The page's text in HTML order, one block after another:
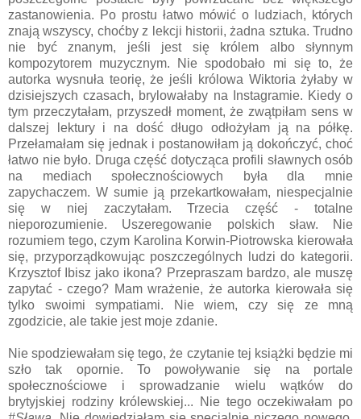
zastanowienia. Po prostu łatwo mówić o ludziach, których
znają wszyscy, choćby z lekcji historii, żadna sztuka. Trudno
nie być znanym, jeśli jest się królem albo słynnym
kompozytorem muzycznym. Nie spodobało mi się to, że
autorka wysnuła teorię, że jeśli królowa Wiktoria żyłaby w
dzisiejszych czasach, brylowałaby na Instagramie. Kiedy o
tym przeczytałam, przyszedł moment, że zwątpiłam sens w
dalszej lektury i na dość długo odłożyłam ją na półkę.
Przełamałam się jednak i postanowiłam ją dokończyć, choć
łatwo nie było. Druga część dotycząca profili sławnych osób
na mediach społecznościowych była dla mnie
zapychaczem. W sumie ją przekartkowałam, niespecjalnie
się w niej zaczytałam. Trzecia część - totalne
nieporozumienie. Uszeregowanie polskich sław. Nie
rozumiem tego, czym Karolina Korwin-Piotrowska kierowała
się, przyporządkowując poszczególnych ludzi do kategorii.
Krzysztof Ibisz jako ikona? Przepraszam bardzo, ale muszę
zapytać - czego? Mam wrażenie, że autorka kierowała się
tylko swoimi sympatiami. Nie wiem, czy się ze mną
zgodzicie, ale takie jest moje zdanie.
Nie spodziewałam się tego, że czytanie tej książki będzie mi
szło tak opornie. To powoływanie się na portale
społecznościowe i sprowadzanie wielu wątków do
brytyjskiej rodziny królewskiej... Nie tego oczekiwałam po